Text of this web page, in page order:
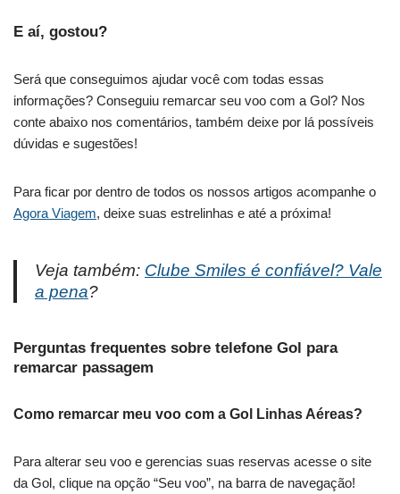
E aí, gostou?
Será que conseguimos ajudar você com todas essas
informações? Conseguiu remarcar seu voo com a Gol? Nos
conte abaixo nos comentários, também deixe por lá possíveis
dúvidas e sugestões!
Para ficar por dentro de todos os nossos artigos acompanhe o
Agora Viagem, deixe suas estrelinhas e até a próxima!
Veja também: Clube Smiles é confiável? Vale
a pena?
Perguntas frequentes sobre telefone Gol para
remarcar passagem
Como remarcar meu voo com a Gol Linhas Aéreas?
Para alterar seu voo e gerencias suas reservas acesse o site
da Gol, clique na opção “Seu voo”, na barra de navegação!